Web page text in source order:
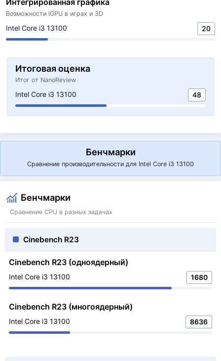
Интегрированная графика
Возможности iGPU в играх и 3D
Intel Core i3 13100 20
Итоговая оценка
Итог от NanoReview
Intel Core i3 13100 48
Бенчмарки
Сравнение производительности для Intel Core i3 13100
Бенчмарки
Сравнение CPU в разных задачах
Cinebench R23
Cinebench R23 (одноядерный)
Intel Core i3 13100 1680
Cinebench R23 (многоядерный)
Intel Core i3 13100 8636